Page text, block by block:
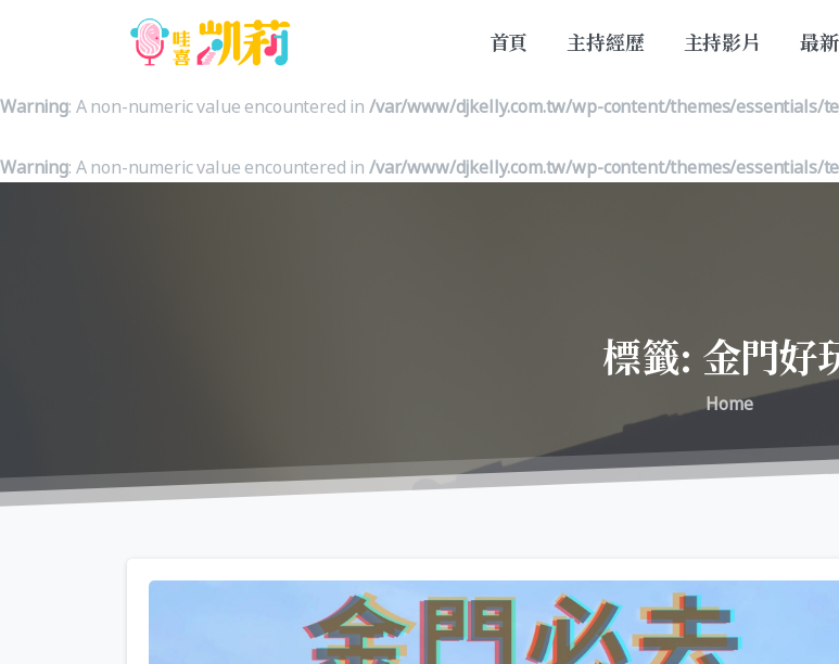
首頁 主持經歷 主持影片 最
: A non-numeric value encountered in /var/www/djkelly.com.tw/wp-content/themes/essentials/
Warning: A non-numeric value encountered in /var/www/djkelly.com.tw/wp-content/themes/essentials/
Warning: A non-numeric value encountered in /var/www/djkelly.com.tw/wp-content/themes/essentials/
標籤: 金門好
Home